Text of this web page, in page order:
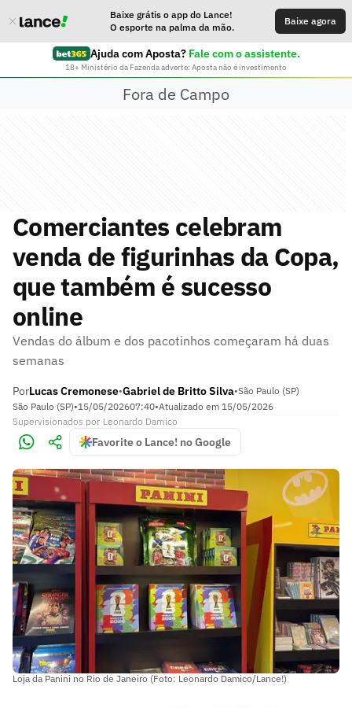
Baixe grátis o app do Lance!
O esporte na palma da mão.
Baixe agora
Ajuda com Aposta? Fale com o assistente.
18+ Ministério da Fazenda adverte: Aposta não é investimento
Fora de Campo
Comerciantes celebram
venda de figurinhas da Copa,
que também é sucesso
online
Vendas do álbum e dos pacotinhos começaram há duas
semanas
PorLucas Cremonese•Gabriel de Britto Silva•São Paulo (SP)
São Paulo (SP)•15/05/202607:40•Atualizado em 15/05/2026
Supervisionados por Leonardo Damico
Favorite o Lance! no Google
Loja da Panini no Rio de Janeiro (Foto: Leonardo Damico/Lance!)